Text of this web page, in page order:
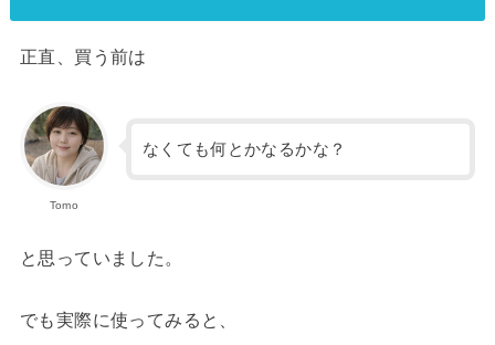
正直、買う前は
Tomo
なくても何とかなるかな？
と思っていました。
でも実際に使ってみると、